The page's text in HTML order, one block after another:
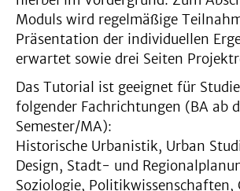
Moduls wird regelmäßige
Präsentation der individuellen
erwartet sowie drei Seiten
Das Tutorial ist geeignet für
folgender Fachrichtungen (BA ab
Semester/MA):
Historische Urbanistik, Urban
Design, Stadt- und
Soziologie, Politikwissenschaften,